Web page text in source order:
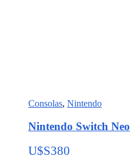
Consolas, Nintendo
Nintendo Switch
U$S380